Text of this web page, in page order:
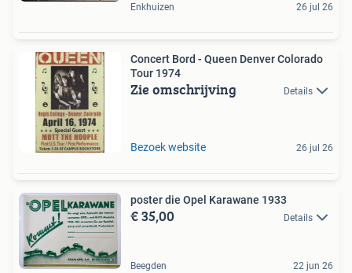
Enkhuizen 26 jul 26
Concert Bord - Queen Denver Colorado
Tour 1974
Zie omschrijving Details
Bezoek website 26 jul 26
poster die Opel Karawane 1933
€ 35,00 Details
Beegden 22 jun 26